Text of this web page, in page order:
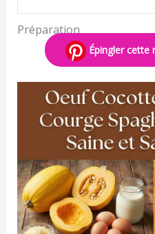
Préparation
Épingler cette